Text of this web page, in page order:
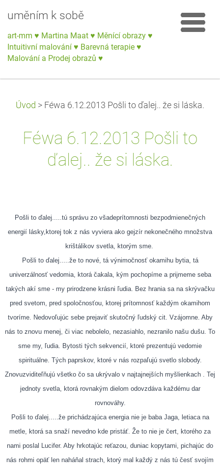
uměním k sobě
art-mm ♥ Martina Maat ♥ Měnící obrazy ♥
Intuitivní malování ♥ Barevná terapie ♥
Malování a Prodej obrazů ♥
Úvod > Féwa 6.12.2013 Pošli to ďalej.. že si láska.
Féwa 6.12.2013 Pošli to
ďalej.. že si láska.
Pošli to ďalej.....tú správu zo všadeprítomnosti bezpodmienečných
energií lásky,ktorej tok z nás vyviera ako gejzír nekonečného množstva
krištálikov svetla, ktorým sme.
Pošli to ďalej.....že to nové, tá výnimočnosť okamihu bytia, tá
univerzálnosť vedomia, ktorá čakala, kým pochopíme a prijmeme seba
takých akí sme - my prirodzene krásni ľudia. Bez hrania sa na skrývačku
pred svetom, pred spol očnosťou, ktorej prítomnosť každým okamihom
tvoríme. Nedovoľujúc sebe prejaviť skutočný ľudský cit. Vzájomne. Aby
nás to znovu menej, či viac nebolelo, nezasiahlo, nezranilo našu dušu. To
sme my, ľudia. Bytosti tých sekvencií, ktoré prezentujú vedomie
spirituálne. Tých paprskov, ktoré v nás rozpaľujú svetlo slobody.
Znovuzviditeľňujú všetko čo sa ukrývalo v najtajnejších myšlienkach . Tej
jednoty svetla, ktorá rovnakým dielom odovzdáva každému dar
rovnováhy.
Pošli to ďalej.....že prichádzajúca energia nie je baba Jaga, letiaca na
metle, ktorá sa snaží nevedno kde pristáť. Že to nie je čert, ktorého za
nami poslal Lucifer. Aby hrkotajúc reťazou, duniac kopytami, pichajúc do
nás rohmi opäť len naháňal strach, ktorý mal každý z nás tú česť svojím